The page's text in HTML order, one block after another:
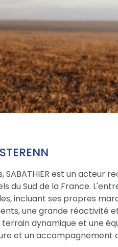
SABATHIER est un acteur
du Sud de la France.
incluant ses propres
une grande réactivité
dynamique et une
et un accompagnement